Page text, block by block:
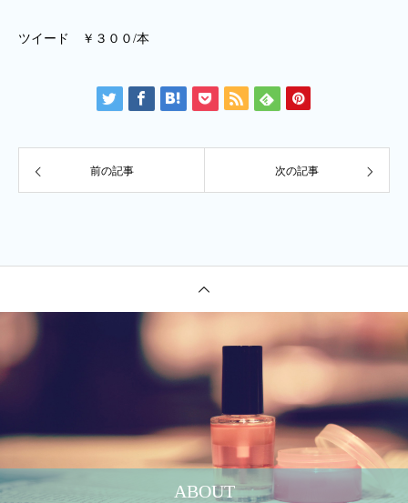
ツイード ￥３００/本
前の記事 次の記事
ABOUT